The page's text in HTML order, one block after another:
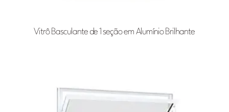
Vitrô Basculante de 1 seção em Alumínio Brilhante